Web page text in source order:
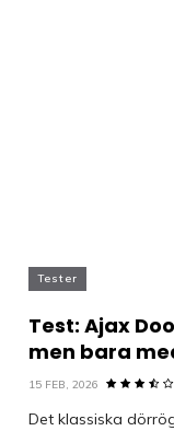
Tester
Test: Ajax
men bara
15 FEB, 2026
Det klassiska